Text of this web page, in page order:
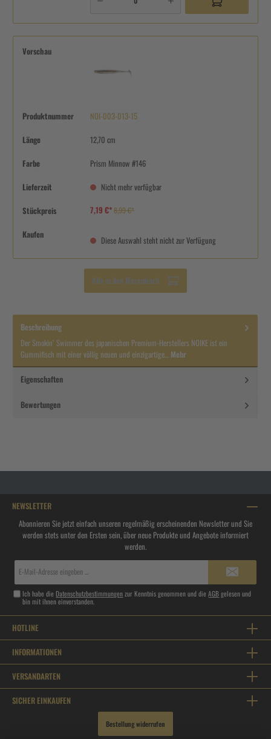
Vorschau
Produktnummer NOI-003-013-15
Länge 12,70 cm
Farbe Prism Minnow #146
Lieferzeit Nicht mehr verfügbar
Stückpreis 7,19 €*8,99 €*
Kaufen
Diese Auswahl steht nicht zur Verfügung
Alle in den Warenkorb
Beschreibung
Der Smokin‘ Swimmer des japanischen Premium-Herstellers NOIKE ist ein
Gummifisch mit einer völlig neuen und einzigartige… Mehr
Eigenschaften
Bewertungen
NEWSLETTER
Abonnieren Sie jetzt einfach unseren regelmäßig erscheinenden Newsletter und Sie
werden stets unter den Ersten sein, über neue Produkte und Angebote informiert
werden.
Ich habe die Datenschutzbestimmungenzur Kenntnis genommen und dieAGBgelesen und
bin mit ihnen einverstanden.
HOTLINE
INFORMATIONEN
VERSANDARTEN
SICHER EINKAUFEN
Bestellung widerrufen